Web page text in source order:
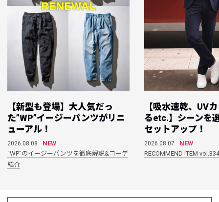
【新型も登場】大人気だっ
た”WP”イージーパンツがリニ
ューアル！
2026.08.08
NEW
“WP”のイージーパンツを徹底解説&コーデ
紹介
【吸水速乾、UV
るetc.】シーンを
セットアップ！
2026.08.07
NEW
RECOMMEND ITEM vol.334